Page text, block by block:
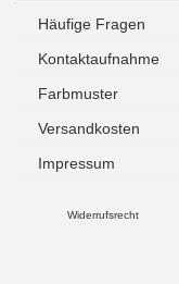
Häufige Fragen
Kontaktaufnahme
Farbmuster
Versandkosten
Impressum
Widerrufsrecht